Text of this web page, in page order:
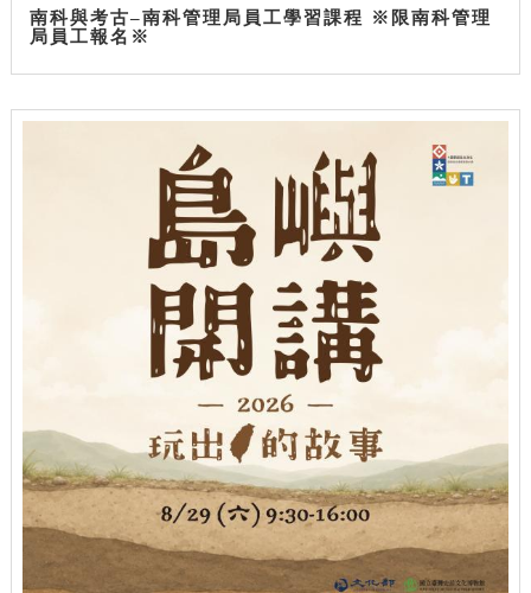
南科與考古–南科管理局員工學習課程 ※限南科管理
局員工報名※